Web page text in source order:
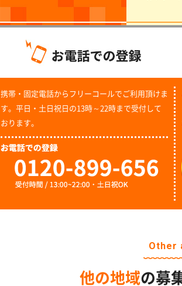
携帯・固定電話からフリーコールでご利用頂けま
す。平日・土日祝日の13時～22時まで受付して
おります。
Other
他の地域の募